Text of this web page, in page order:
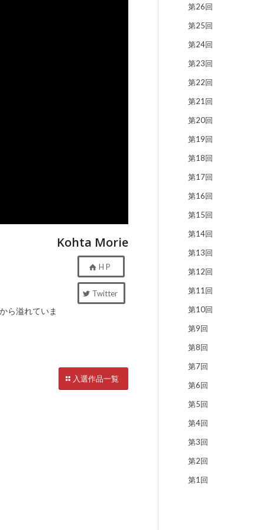
Kohta Morie
ら溢れていま
H P
Twitter
入選作品一覧
第26回
第25回
第24回
第23回
第22回
第21回
第20回
第19回
第18回
第17回
第16回
第15回
第14回
第13回
第12回
第11回
第10回
第9回
第8回
第7回
第6回
第5回
第4回
第3回
第2回
第1回